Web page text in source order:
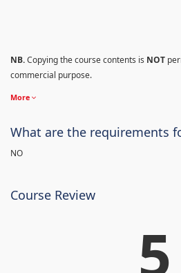
NB.Copying the course contents is NOT
commercial purpose.
More
What are the requirements
NO
Course Review
5